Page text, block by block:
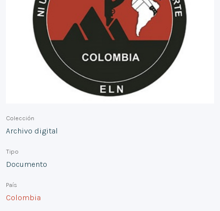
Colección
Archivo digital
Tipo
Documento
País
Colombia